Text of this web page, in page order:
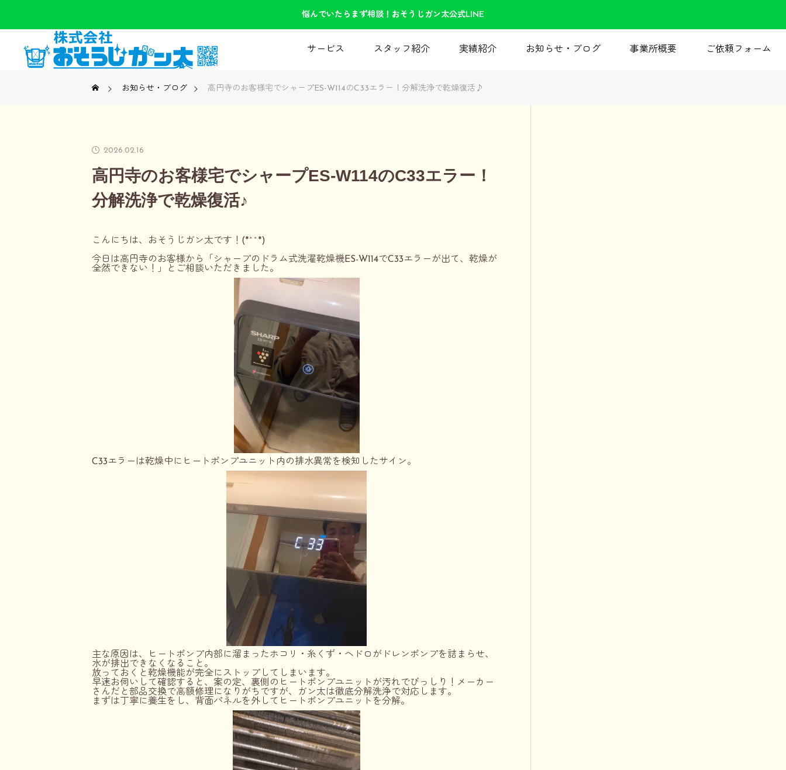
悩んでいたらまず相談！おそうじガン太公式LINE
サービス スタッフ紹介 実績紹介 お知らせ・ブログ 事業所概要 ご依頼フォーム
お知らせ・ブログ 高円寺のお客様宅でシャープES-W114のC33エラー！分解洗浄で乾燥復活♪
2026.02.16
高円寺のお客様宅でシャープES-W114のC33エラー！
分解洗浄で乾燥復活♪
こんにちは、おそうじガン太です！(*^^*)
今日は高円寺のお客様から「シャープのドラム式洗濯乾燥機ES-W114でC33エラーが出て、乾燥が
全然できない！」とご相談いただきました。
C33エラーは乾燥中にヒートポンプユニット内の排水異常を検知したサイン。
主な原因は、ヒートポンプ内部に溜まったホコリ・糸くず・ヘドロがドレンポンプを詰まらせ、
水が排出できなくなること。
放っておくと乾燥機能が完全にストップしてしまいます。
早速お伺いして確認すると、案の定、裏側のヒートポンプユニットが汚れでびっしり！メーカー
さんだと部品交換で高額修理になりがちですが、ガン太は徹底分解洗浄で対応します。
まずは丁寧に養生をし、背面パネルを外してヒートポンプユニットを分解。